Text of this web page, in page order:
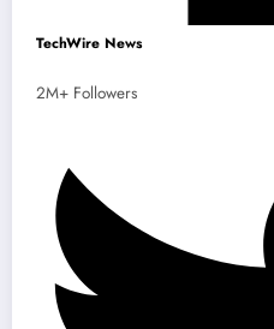
TechWire News
2M+ Followers